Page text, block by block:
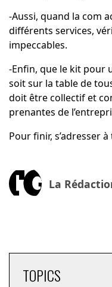
-Aussi, quand la com
différents services,
impeccables.
-Enfin, que le kit pour
soit sur la table de
doit être collectif et
prenantes de
Pour finir, s’adresser
La
TOPICS